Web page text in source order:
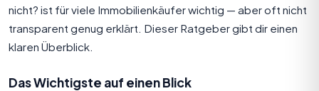
nicht? ist für viele Immobilienkäufer wichtig — aber oft nicht
transparent genug erklärt. Dieser Ratgeber gibt dir einen
klaren Überblick.
Das Wichtigste auf einen Blick